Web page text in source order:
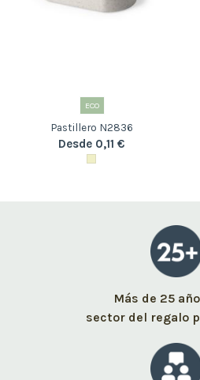
ECO
Pastillero N2836
Desde 0,11 €
Más de 25
sector del regalo